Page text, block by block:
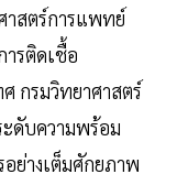
สตร์การแพทย์
รติดเชื้อ
กรมวิทยาศาสตร์
ดับความพร้อม
ย่างเต็มศักยภาพ